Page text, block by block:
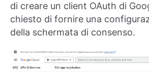
di creare un client OAuth di
chiesto di fornire una
della schermata di consenso.